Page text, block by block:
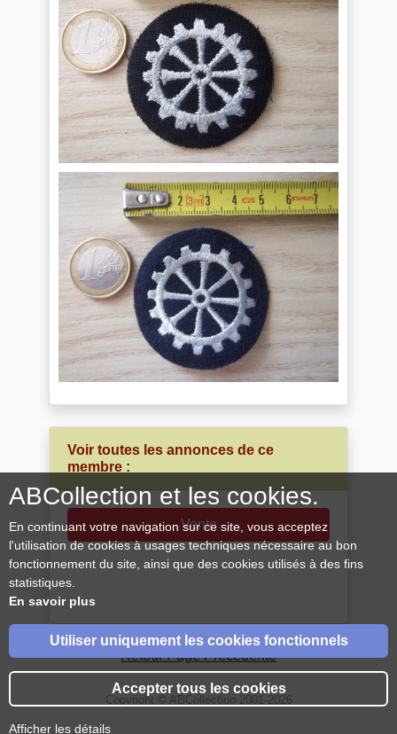
Voir toutes les annonces de ce
membre :
Vente
Retour Page Précédente
Copyright © ABCollection 2001-2026
ABCollection et les cookies.
En continuant votre navigation sur ce site, vous acceptez
l'utilisation de cookies à usages techniques nécessaire au bon
fonctionnement du site, ainsi que des cookies utilisés à des fins
statistiques.
En savoir plus
Utiliser uniquement les cookies fonctionnels
Accepter tous les cookies
Afficher les détails